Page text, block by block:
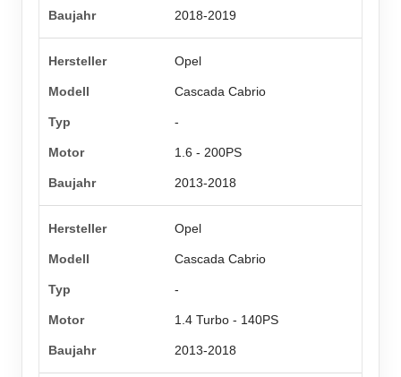
2018-2019
Opel
Cascada Cabrio
-
1.6 - 200PS
2013-2018
Opel
Cascada Cabrio
-
1.4 Turbo - 140PS
2013-2018